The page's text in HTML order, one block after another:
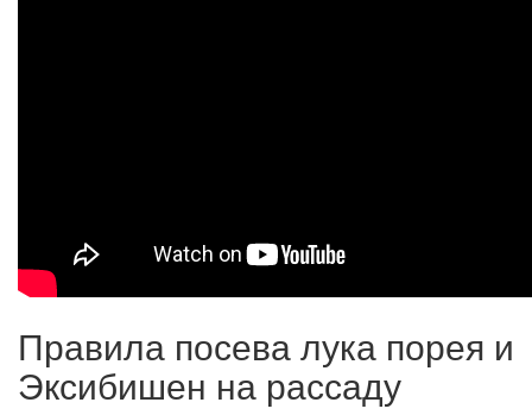
Правила посева лука порея и
Эксибишен на рассаду